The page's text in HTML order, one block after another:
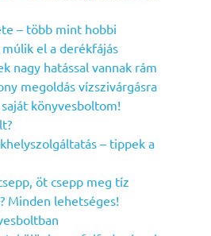
– több mint hobbi
el a derékfájás
nagy hatással vannak rám
megoldás vízszivárgásra
könyvesboltom!
– tippek a
öt csepp meg tíz
Minden lehetséges!